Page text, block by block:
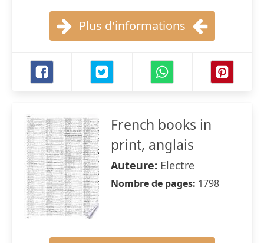
Plus d'informations
French books in
print, anglais
Auteure: Electre
Nombre de pages: 1798